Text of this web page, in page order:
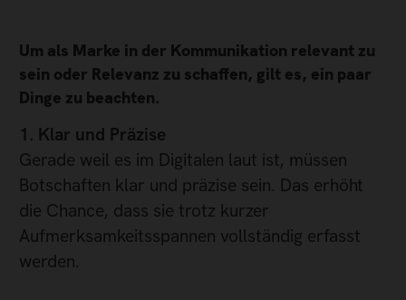
Um als Marke in der Kommunikation relevant zu
sein oder Relevanz zu schaffen, gilt es, ein paar
Dinge zu beachten.
1. Klar und Präzise
Gerade weil es im Digitalen laut ist, müssen
Botschaften klar und präzise sein. Das erhöht
die Chance, dass sie trotz kurzer
Aufmerksamkeitsspannen vollständig erfasst
werden.